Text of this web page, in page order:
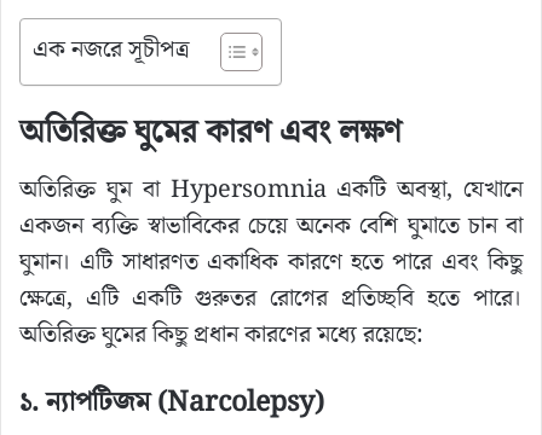
এক নজরে সূচীপত্র
অতিরিক্ত ঘুমের কারণ এবং লক্ষণ
অতিরিক্ত ঘুম বা Hypersomnia একটি অবস্থা, যেখানে
একজন ব্যক্তি স্বাভাবিকের চেয়ে অনেক বেশি ঘুমাতে চান বা
ঘুমান। এটি সাধারণত একাধিক কারণে হতে পারে এবং কিছু
ক্ষেত্রে, এটি একটি গুরুতর রোগের প্রতিচ্ছবি হতে পারে।
অতিরিক্ত ঘুমের কিছু প্রধান কারণের মধ্যে রয়েছে:
১. ন্যাপটিজম (Narcolepsy)